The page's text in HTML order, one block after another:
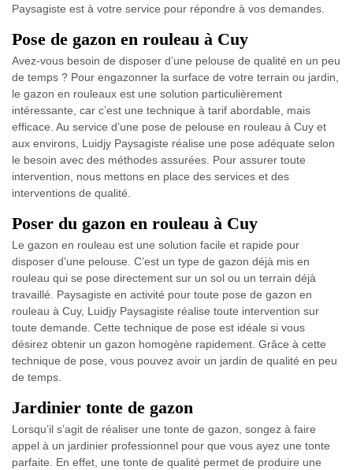
Paysagiste est à votre service pour répondre à vos demandes.
Pose de gazon en rouleau à Cuy
Avez-vous besoin de disposer d’une pelouse de qualité en un peu
de temps ? Pour engazonner la surface de votre terrain ou jardin,
le gazon en rouleaux est une solution particulièrement
intéressante, car c’est une technique à tarif abordable, mais
efficace. Au service d’une pose de pelouse en rouleau à Cuy et
aux environs, Luidjy Paysagiste réalise une pose adéquate selon
le besoin avec des méthodes assurées. Pour assurer toute
intervention, nous mettons en place des services et des
interventions de qualité.
Poser du gazon en rouleau à Cuy
Le gazon en rouleau est une solution facile et rapide pour
disposer d’une pelouse. C’est un type de gazon déjà mis en
rouleau qui se pose directement sur un sol ou un terrain déjà
travaillé. Paysagiste en activité pour toute pose de gazon en
rouleau à Cuy, Luidjy Paysagiste réalise toute intervention sur
toute demande. Cette technique de pose est idéale si vous
désirez obtenir un gazon homogène rapidement. Grâce à cette
technique de pose, vous pouvez avoir un jardin de qualité en peu
de temps.
Jardinier tonte de gazon
Lorsqu’il s’agit de réaliser une tonte de gazon, songez à faire
appel à un jardinier professionnel pour que vous ayez une tonte
parfaite. En effet, une tonte de qualité permet de produire une